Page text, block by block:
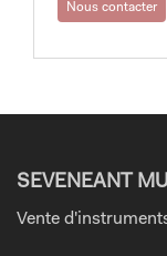
Nous contacter
SEVENEANT
Vente